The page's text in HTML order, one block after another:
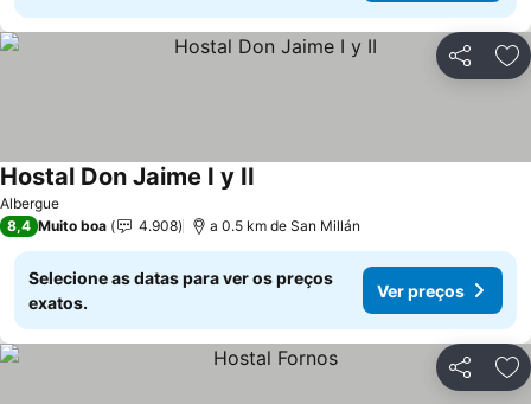
Partilhar
Albergue
Hostal Don Jaime I y II
8,4 Muito boa 4.908 a 0.5 km de San Millán
Selecione as datas para ver os preços
exatos.
Ver preços
Partilhar